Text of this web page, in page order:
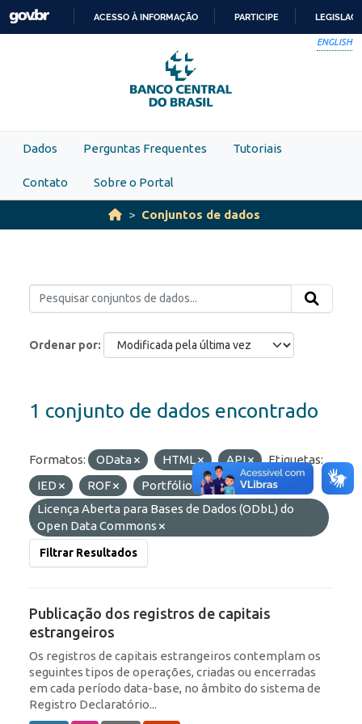
Skip to main content
PARA
O
CONTEÚDO
ACESSO À INFORMAÇÃO PARTICIPE
ENGLISH
Dados Perguntas Frequentes Tutoriais
Contato Sobre o Portal
Conjuntos de dados
Ordenar por
1 conjunto de dados encontrado
Formatos: OData HTML API
Etiquetas:
IED
ROF Portfólio
Licenças:
Licença Aberta para Bases de Dados (ODbL) do
Open Data Commons
Filtrar Resultados
Publicação dos registros de capitais
estrangeiros
Os registros de capitais estrangeiros contemplam os
seguintes tipos de operações, criadas ou encerradas
em cada período data-base, no âmbito do sistema de
Registro Declaratório...